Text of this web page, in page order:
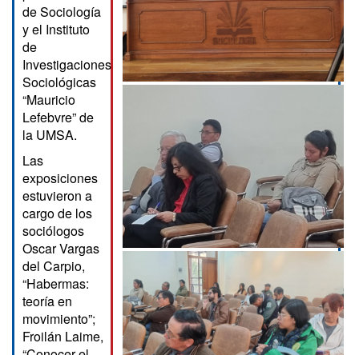
de Sociología
y el Instituto
de
Investigaciones
Sociológicas
“Mauricio
Lefebvre” de
la UMSA.
Las
exposiciones
estuvieron a
cargo de los
sociólogos
Oscar Vargas
del Carpio,
“Habermas:
teoría en
movimiento”;
Froilán Laime,